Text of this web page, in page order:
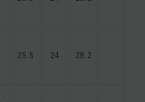
25.5 24 28.2